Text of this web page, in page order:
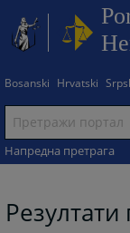
Bosanski Hrvatski
Напредна претрага
Резултати